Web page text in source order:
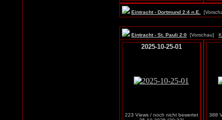
Eintracht - Dortmund 2:4 n.E.
Eintracht - St. Pauli 2:0 [Vorschau]
2025-10-25-01
223 Views / noch nicht bewertet
388